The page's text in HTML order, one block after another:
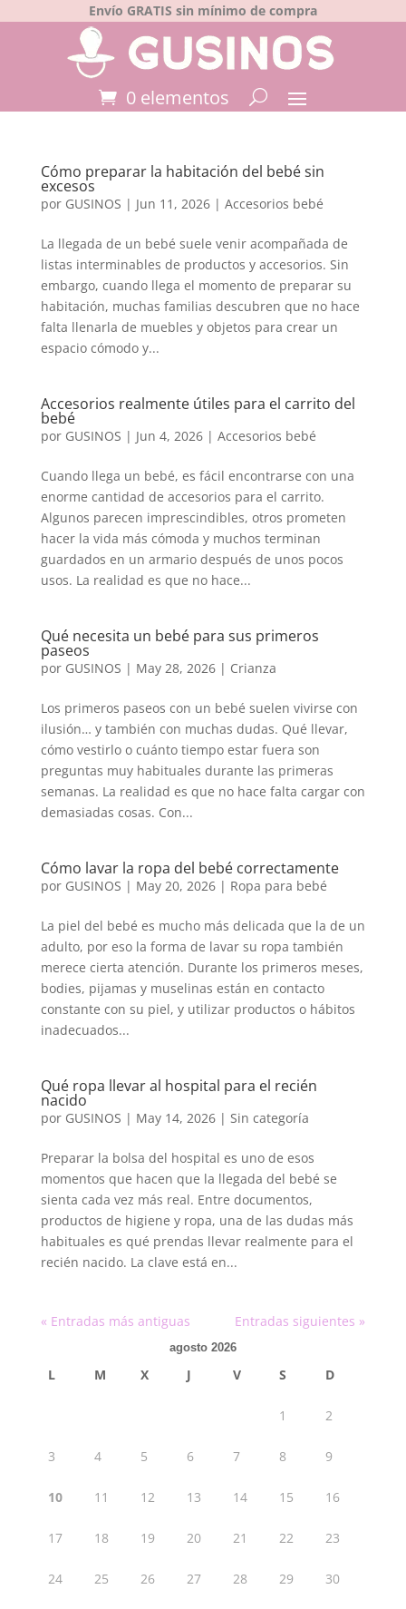
Envío GRATIS sin mínimo de compra
0 elementos
Cómo preparar la habitación del bebé sin
excesos
por GUSINOS | Jun 11, 2026| Accesorios bebé
La llegada de un bebé suele venir acompañada de
listas interminables de productos y accesorios. Sin
embargo, cuando llega el momento de preparar su
habitación, muchas familias descubren que no hace
falta llenarla de muebles y objetos para crear un
espacio cómodo y...
Accesorios realmente útiles para el carrito del
bebé
por GUSINOS | Jun 4, 2026| Accesorios bebé
Cuando llega un bebé, es fácil encontrarse con una
enorme cantidad de accesorios para el carrito.
Algunos parecen imprescindibles, otros prometen
hacer la vida más cómoda y muchos terminan
guardados en un armario después de unos pocos
usos. La realidad es que no hace...
Qué necesita un bebé para sus primeros
paseos
por GUSINOS | May 28, 2026| Crianza
Los primeros paseos con un bebé suelen vivirse con
ilusión… y también con muchas dudas. Qué llevar,
cómo vestirlo o cuánto tiempo estar fuera son
preguntas muy habituales durante las primeras
semanas. La realidad es que no hace falta cargar con
demasiadas cosas. Con...
Cómo lavar la ropa del bebé correctamente
por GUSINOS | May 20, 2026| Ropa para bebé
La piel del bebé es mucho más delicada que la de un
adulto, por eso la forma de lavar su ropa también
merece cierta atención. Durante los primeros meses,
bodies, pijamas y muselinas están en contacto
constante con su piel, y utilizar productos o hábitos
inadecuados...
Qué ropa llevar al hospital para el recién
nacido
por GUSINOS | May 14, 2026| Sin categoría
Preparar la bolsa del hospital es uno de esos
momentos que hacen que la llegada del bebé se
sienta cada vez más real. Entre documentos,
productos de higiene y ropa, una de las dudas más
habituales es qué prendas llevar realmente para el
recién nacido. La clave está en...
« Entradas más antiguas Entradas siguientes »
agosto 2026
L M X J V S D
1 2
3 4 5 6 7 8 9
10 11 12 13 14 15 16
17 18 19 20 21 22 23
24 25 26 27 28 29 30